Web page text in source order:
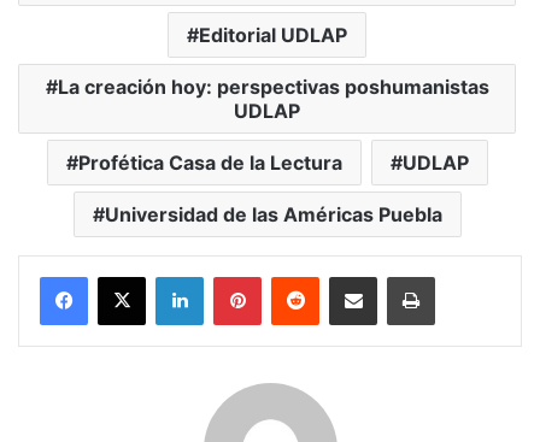
Editorial UDLAP
La creación hoy: perspectivas poshumanistas
UDLAP
Profética Casa de la Lectura UDLAP
Universidad de las Américas Puebla
LinkedInPinterestReddit Share via Email Print